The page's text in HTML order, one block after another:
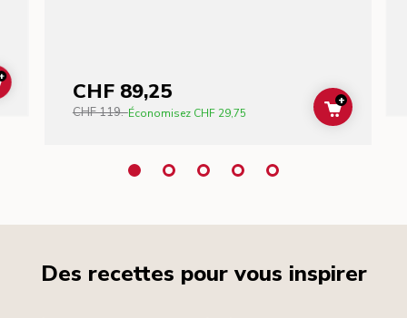
ADD TO CARTCHF 89,25
CHF 119.-Économisez CHF 29,75 ADD TO
+
Des recettes pour vous inspirer